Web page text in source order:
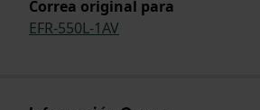
Correa original para
EFR-550L-1AV